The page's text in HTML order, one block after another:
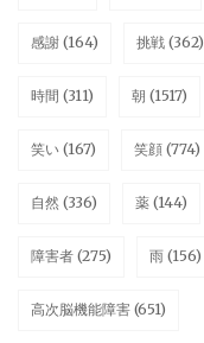
感謝 (164) 挑戦 (362)
時間 (311) 朝 (1517)
笑い (167) 笑顔 (774)
自然 (336) 薬 (144)
障害者 (275) 雨 (156)
高次脳機能障害 (651)